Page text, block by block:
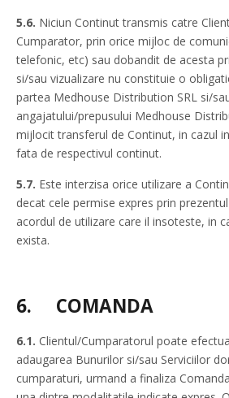
5.6. Niciun Continut transmis catre
Cumparator, prin orice mijloc de
telefonic, etc) sau dobandit de acesta
si/sau vizualizare nu constituie o
partea Medhouse Distribution SRL si/
angajatului/prepusului Medhouse
mijlocit transferul de Continut, in cazul
fata de respectivul continut.
5.7. Este interzisa orice utilizare a
decat cele permise expres prin
acordul de utilizare care il insoteste, in
exista.
6. COMANDA
6.1. Clientul/Cumparatorul poate
adaugarea Bunurilor si/sau Serviciilor
cumparaturi, urmand a finaliza